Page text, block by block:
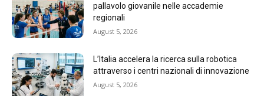
pallavolo giovanile nelle accademie
regionali
August 5, 2026
L’Italia accelera la ricerca sulla robotica
attraverso i centri nazionali di innovazione
August 5, 2026